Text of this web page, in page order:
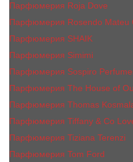
Парфюмерия Roja Dove
Парфюмерия Rosendo Mateu
Парфюмерия SHAIK
Парфюмерия Simimi
Парфюмерия Sospiro
Парфюмерия The House of
Парфюмерия Thomas
Парфюмерия Tiffany & Co
Парфюмерия Tiziana Terenzi
Парфюмерия Tom Ford